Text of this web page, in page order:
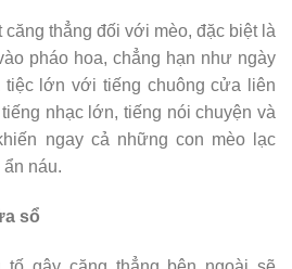
thẳng đối với mèo, đặc biệt là
pháo hoa, chẳng hạn như ngày
lớn với tiếng chuông cửa liên
nhạc lớn, tiếng nói chuyện và
ngay cả những con mèo lạc
náu.
sổ